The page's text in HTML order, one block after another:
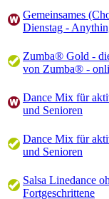
Gemeinsames
Dienstag -
Zumba® Gold -
von Zumba® -
Dance Mix für
und Senioren
Dance Mix für
und Senioren
Salsa Linedance
Fortgeschrittene